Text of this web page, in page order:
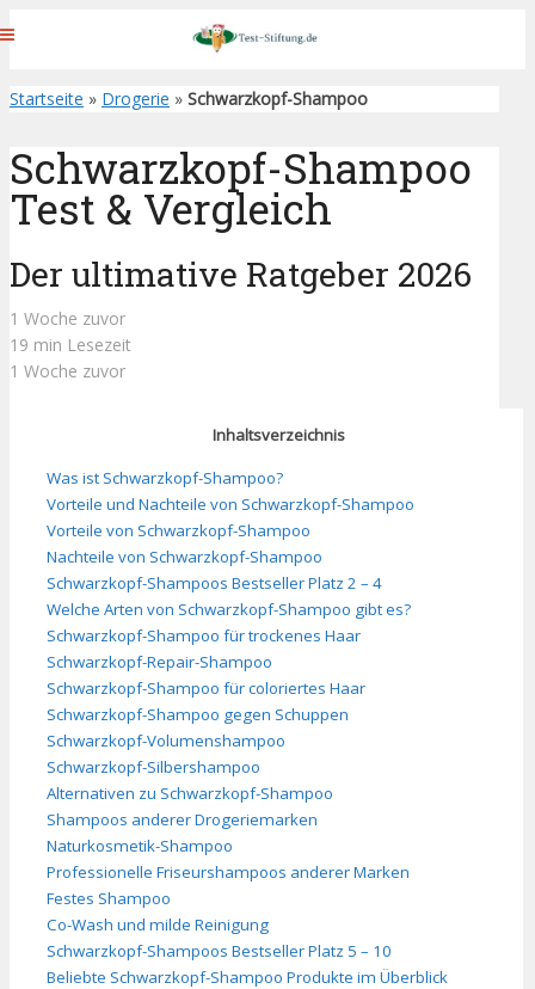
Startseite » Drogerie » Schwarzkopf-Shampoo
Schwarzkopf-Shampoo
Test & Vergleich
Der ultimative Ratgeber 2026
1 Woche zuvor
19 min Lesezeit
1 Woche zuvor
Inhaltsverzeichnis
Was ist Schwarzkopf-Shampoo?
Vorteile und Nachteile von Schwarzkopf-Shampoo
Vorteile von Schwarzkopf-Shampoo
Nachteile von Schwarzkopf-Shampoo
Schwarzkopf-Shampoos Bestseller Platz 2 – 4
Welche Arten von Schwarzkopf-Shampoo gibt es?
Schwarzkopf-Shampoo für trockenes Haar
Schwarzkopf-Repair-Shampoo
Schwarzkopf-Shampoo für coloriertes Haar
Schwarzkopf-Shampoo gegen Schuppen
Schwarzkopf-Volumenshampoo
Schwarzkopf-Silbershampoo
Alternativen zu Schwarzkopf-Shampoo
Shampoos anderer Drogeriemarken
Naturkosmetik-Shampoo
Professionelle Friseurshampoos anderer Marken
Festes Shampoo
Co-Wash und milde Reinigung
Schwarzkopf-Shampoos Bestseller Platz 5 – 10
Beliebte Schwarzkopf-Shampoo Produkte im Überblick